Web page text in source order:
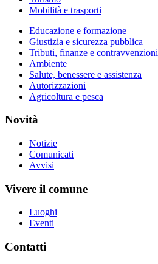
Mobilità e trasporti
Educazione e formazione
Giustizia e sicurezza pubblica
Tributi, finanze e contravvenzioni
Ambiente
Salute, benessere e assistenza
Autorizzazioni
Agricoltura e pesca
Novità
Notizie
Comunicati
Avvisi
Vivere il comune
Luoghi
Eventi
Contatti